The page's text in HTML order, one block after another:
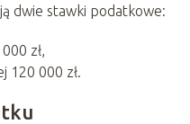
dwie stawki podatkowe:
zł,
120 000 zł.